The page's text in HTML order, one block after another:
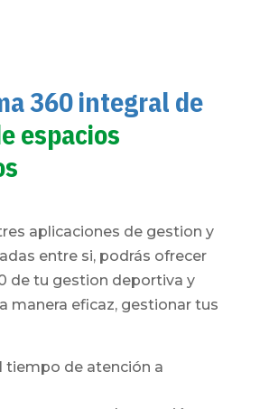
360 integral de
espacios
aplicaciones de gestion y
entre si, podrás ofrecer
de tu gestion deportiva y
manera eficaz, gestionar tus
tiempo de atención a